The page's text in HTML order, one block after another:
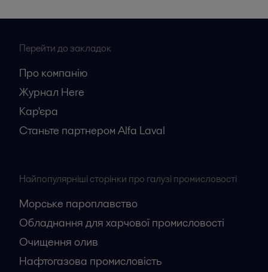
Перейти до закладок
Про компанію
Журнал Here
Кар'єрa
Станьте партнером Alfa Laval
Найпопулярніші сторінки про галузі промисловості
Морське пароплавство
Обладнання для харчової промисловості
Очищення олив
Нафтогазова промисловість